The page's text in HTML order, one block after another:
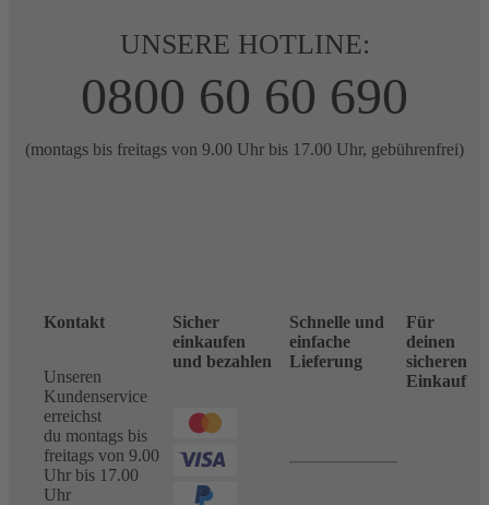
UNSERE HOTLINE:
0800 60 60 690
(montags bis freitags von 9.00 Uhr bis 17.00 Uhr, gebührenfrei)
Kontakt
Unseren
Kundenservice
erreichst
du montags bis
freitags von 9.00
Uhr bis 17.00
Uhr
Sicher
einkaufen
und bezahlen
Schnelle und
einfache
Lieferung
Für
deinen
sicheren
Einkauf